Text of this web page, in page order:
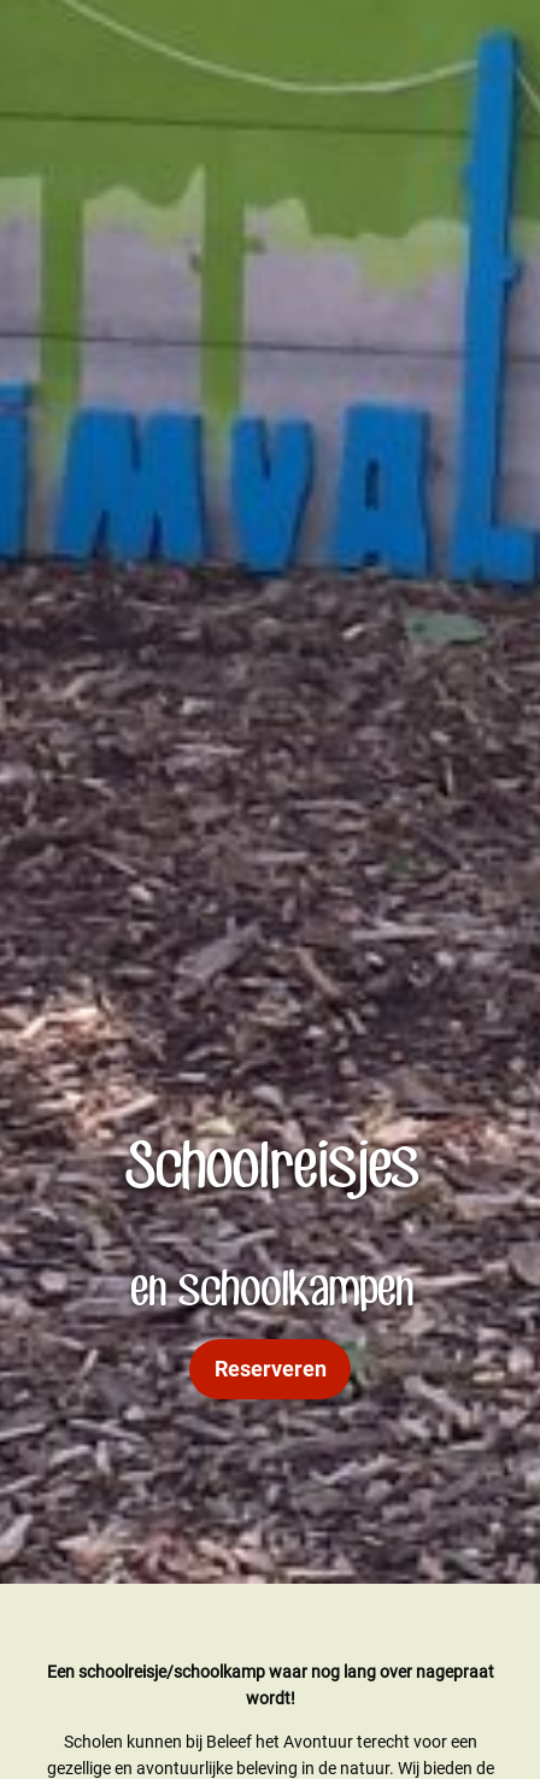
Schoolreisjes
en schoolkampen
Reserveren
Een schoolreisje/schoolkamp waar nog lang over nagepraat
wordt!
Scholen kunnen bij Beleef het Avontuur terecht voor een
gezellige en avontuurlijke beleving in de natuur. Wij bieden de